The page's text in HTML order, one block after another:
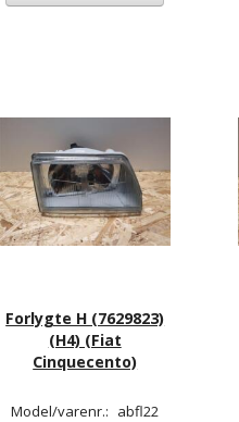
Forlygte H (7629823)
(H4) (Fiat
Cinquecento)
Model/varenr.: abfl22